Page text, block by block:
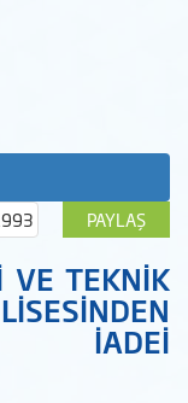
PAYLAŞ
VE TEKNİK
İADEİ